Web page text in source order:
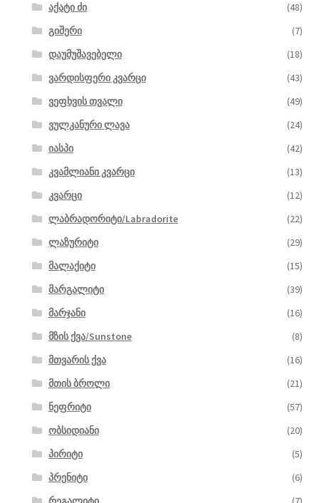
აქატი ძი
(48)
გიშერი
(7)
დაუმუშავებელი
(18)
ვარდისფერი კვარცი
(43)
ვეფხვის თვალი
(49)
ვულკანური ლავა
(24)
იასპი
(42)
კვამლიანი კვარცი
(13)
კვარცი
(12)
ლაბრადორიტი/Labradorite
(22)
ლაზურიტი
(29)
მალაქიტი
(15)
მარგალიტი
(39)
მარჯანი
(16)
მზის ქვა/Sunstone
(8)
მთვარის ქვა
(16)
მთის ბროლი
(21)
ნეფრიტი
(57)
ობსიდიანი
(20)
პირიტი
(5)
პრენიტი
(6)